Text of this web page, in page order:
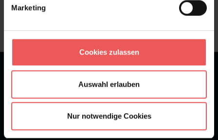
Marketing
Cookies zulassen
Auswahl erlauben
Nur notwendige Cookies
Frage stellen
★★★★★Bei 1245 Bewertungen
Newsletter